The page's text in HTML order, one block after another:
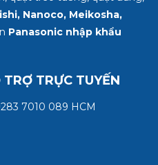
Nanoco, Meikosha,
Panasonic nhập khẩu
TRỢ TRỰC TUYẾN
7010 089 HCM